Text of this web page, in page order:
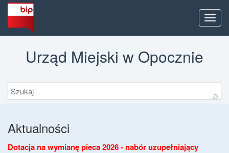
Menu
Urząd Miejski w Opocznie
Szukaj
⚲
Aktualności
Dotacja na wymianę pieca 2026 - nabór uzupełniający